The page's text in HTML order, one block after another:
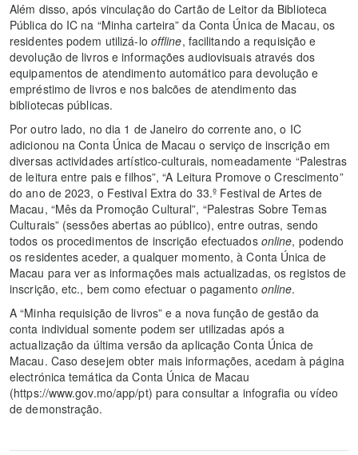
Além disso, após vinculação do Cartão de Leitor da Biblioteca
Pública do IC na “Minha carteira” da Conta Única de Macau, os
residentes podem utilizá-lo offline, facilitando a requisição e
devolução de livros e informações audiovisuais através dos
equipamentos de atendimento automático para devolução e
empréstimo de livros e nos balcões de atendimento das
bibliotecas públicas.
Por outro lado, no dia 1 de Janeiro do corrente ano, o IC
adicionou na Conta Única de Macau o serviço de inscrição em
diversas actividades artístico-culturais, nomeadamente “Palestras
de leitura entre pais e filhos”, “A Leitura Promove o Crescimento”
do ano de 2023, o Festival Extra do 33.º Festival de Artes de
Macau, “Mês da Promoção Cultural”, “Palestras Sobre Temas
Culturais” (sessões abertas ao público), entre outras, sendo
todos os procedimentos de inscrição efectuados online, podendo
os residentes aceder, a qualquer momento, à Conta Única de
Macau para ver as informações mais actualizadas, os registos de
inscrição, etc., bem como efectuar o pagamento online.
A “Minha requisição de livros” e a nova função de gestão da
conta individual somente podem ser utilizadas após a
actualização da última versão da aplicação Conta Única de
Macau. Caso desejem obter mais informações, acedam à página
electrónica temática da Conta Única de Macau
(https://www.gov.mo/app/pt) para consultar a infografia ou vídeo
de demonstração.